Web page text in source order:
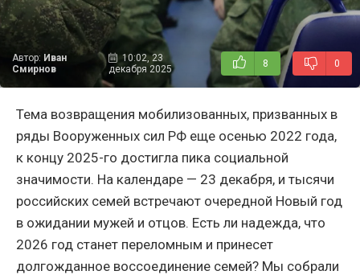
Автор: Иван
Смирнов
10:02, 23
декабря 2025
8 0
Тема возвращения мобилизованных, призванных в
ряды Вооруженных сил РФ еще осенью 2022 года,
к концу 2025-го достигла пика социальной
значимости. На календаре — 23 декабря, и тысячи
российских семей встречают очередной Новый год
в ожидании мужей и отцов. Есть ли надежда, что
2026 год станет переломным и принесет
долгожданное воссоединение семей? Мы собрали